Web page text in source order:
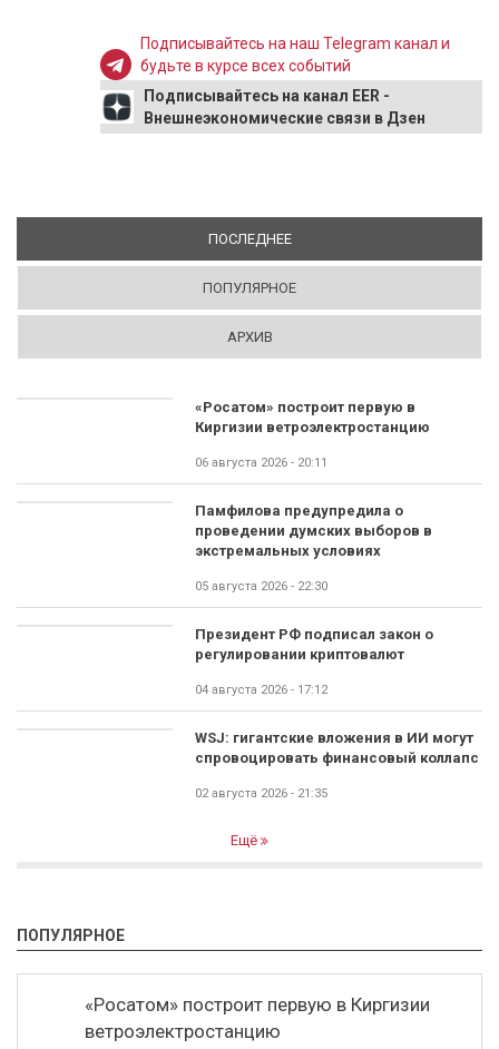
Подписывайтесь на наш Telegram канал и
будьте в курсе всех событий
Подписывайтесь на канал EER -
Внешнеэкономические связи в Дзен
ПОСЛЕДНЕЕ(АКТИВНАЯ ВКЛАДКА)
ПОПУЛЯРНОЕ
АРХИВ
«Росатом» построит первую в
Киргизии ветроэлектростанцию
06 августа 2026 - 20:11
Памфилова предупредила о
проведении думских выборов в
экстремальных условиях
05 августа 2026 - 22:30
Президент РФ подписал закон о
регулировании криптовалют
04 августа 2026 - 17:12
WSJ: гигантские вложения в ИИ могут
спровоцировать финансовый коллапс
02 августа 2026 - 21:35
Ещё
ПОПУЛЯРНОЕ
«Росатом» построит первую в Киргизии
ветроэлектростанцию